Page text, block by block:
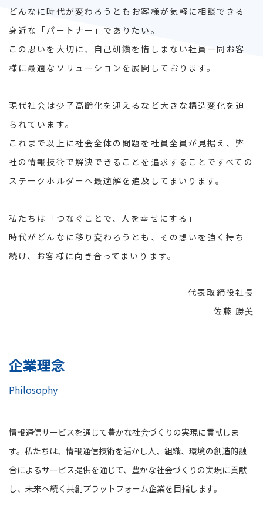
どんなに時代が変わろうともお客様が気軽に相談できる
身近な「パートナー」でありたい。
この思いを大切に、自己研鑽を惜しまない社員一同お客
様に最適なソリューションを展開しております。
現代社会は少子高齢化を迎えるなど大きな構造変化を迫
られています。
これまで以上に社会全体の問題を社員全員が見据え、弊
社の情報技術で解決できることを追求することですべての
ステークホルダーへ最適解を追及してまいります。
私たちは「つなぐことで、人を幸せにする」
時代がどんなに移り変わろうとも、その想いを強く持ち
続け、お客様に向き合ってまいります。
代表取締役社長
佐藤 勝美
企業理念
Philosophy
情報通信サービスを通じて豊かな社会づくりの実現に貢献しま
す。私たちは、情報通信技術を活かし人、組織、環境の創造的融
合によるサービス提供を通じて、豊かな社会づくりの実現に貢献
し、未来へ続く共創プラットフォーム企業を目指します。